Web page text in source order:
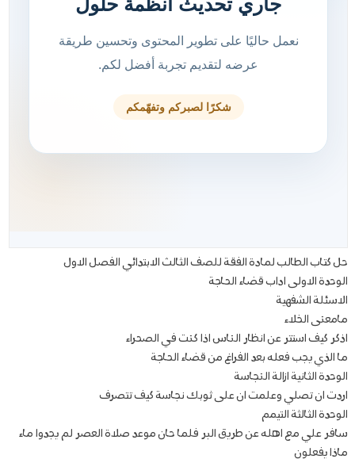
حل كتاب الطالب لمادة الفقة للصف الثالث الابتدائي الفصل الاول
الوحدة الاولى اداب قضاء الحاجة
الاسئلة الشفهية
مامعنى الخلاء
اذكر كيف استتر عن انظار الناس اذا كنت في الصحراء
ما الذي يجب فعله بعد الفراغ من قضاء الحاجة
الوحدة الثانية ازالة النجاسة
اردت ان تصلي وعلمت ان على ثوبك نجاسة كيف تتصرف
الوحدة الثالثة التيمم
سافر علي مع اهله عن طريق البر فلما حان موعد صلاة العصر لم يجدوا ماء
ماذا يفعلون